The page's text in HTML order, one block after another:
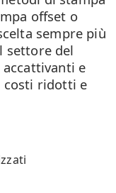
offset o
sempre più
settore del
e
costi ridotti e